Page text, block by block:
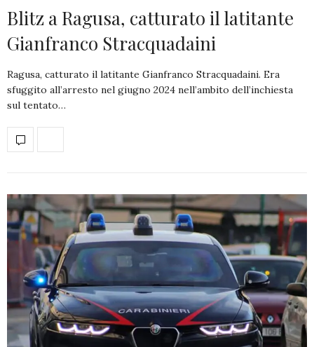
Blitz a Ragusa, catturato il latitante
Gianfranco Stracquadaini
Ragusa, catturato il latitante Gianfranco Stracquadaini. Era
sfuggito all’arresto nel giugno 2024 nell’ambito dell’inchiesta
sul tentato…